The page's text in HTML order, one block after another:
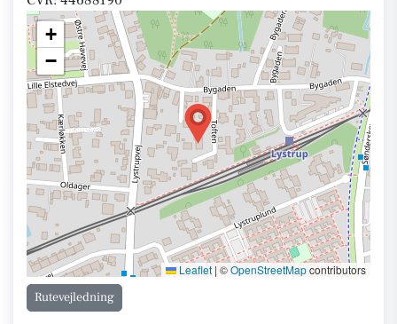
+
−
Leaflet | ©OpenStreetMapcontributors
Rutevejledning